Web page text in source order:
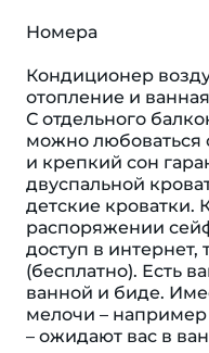
Номера
Кондиционер
отопление и
С отдельного
можно любоваться
и крепкий сон
двуспальной
детские кроватки.
распоряжении
доступ в интернет,
(бесплатно). Есть
ванной и биде.
мелочи –
– ожидают вас в